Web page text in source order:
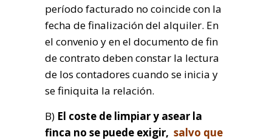
período facturado no coincide con la
fecha de finalización del alquiler. En
el convenio y en el documento de fin
de contrato deben constar la lectura
de los contadores cuando se inicia y
se finiquita la relación.
B) El coste de limpiar y asear la
finca no se puede exigir, salvo que